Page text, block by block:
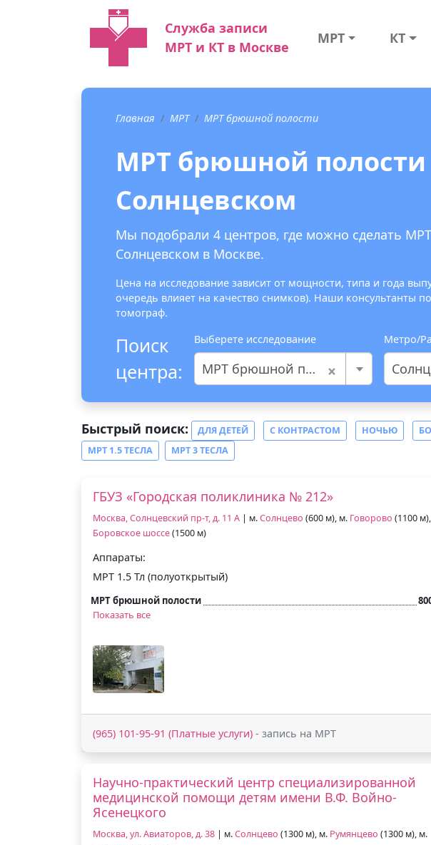
Служба записи
МРТ и КТ в Москве
МРТ КТ
Главная МРТ МРТ брюшной полости
МРТ брюшной полости
Солнцевском
Мы подобрали 4 центров, где можно сделать
Солнцевском в Москве.
Цена на исследование зависит от мощности, типа и года
очередь влияет на качество снимков). Наши консультанты
томограф.
Поиск
центра:
Выберете исследование
×
МРТ брюшной полости
Метро/
Быстрый поиск: ДЛЯ ДЕТЕЙ С КОНТРАСТОМ НОЧЬЮ
МРТ 1.5 ТЕСЛА
МРТ 3 ТЕСЛА
ГБУЗ «Городская поликлиника № 212»
Москва, Солнцевский пр-т, д. 11 А | м.Солнцево (600 м), м. Говорово (1100
Боровское шоссе(1500 м)
Аппараты:
МРТ 1.5 Тл (полуоткрытый)
МРТ брюшной полости
Показать все
(965) 101-95-91 (Платные услуги) - запись на МРТ
Научно-практический центр специализированной
медицинской помощи детям имени В.Ф. Войно-
Ясенецкого
Москва, ул. Авиаторов, д. 38 | м.Солнцево (1300 м), м. Румянцево (1300 м), м.